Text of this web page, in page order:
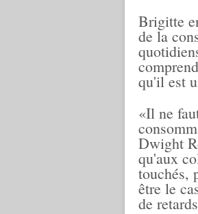
Brigitte
de la
qu'il est
«Il ne
Dwight
qu'aux
touchés,
être le
de